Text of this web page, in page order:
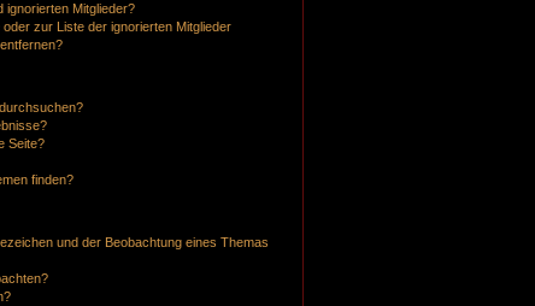
ignorierten Mitglieder?
zur Liste der ignorierten Mitglieder
Seite?
finden?
und der Beobachtung eines Themas